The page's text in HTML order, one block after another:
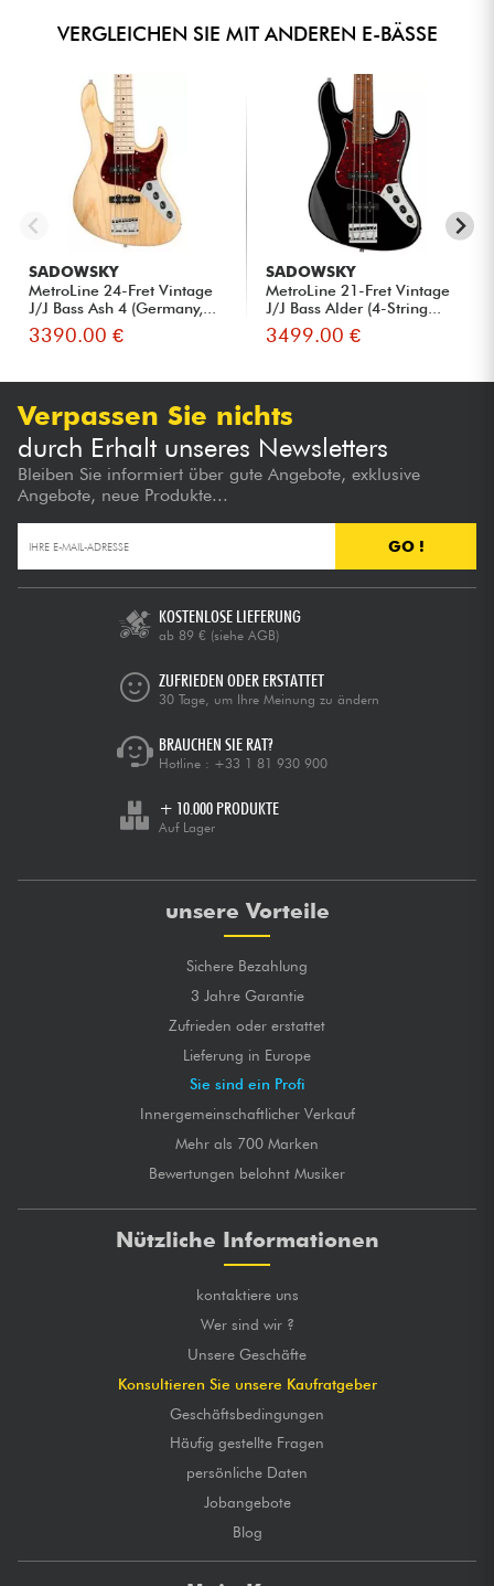
VERGLEICHEN SIE MIT ANDEREN E-BÄSSE
SADOWSKY
MetroLine 24-Fret Vintage
J/J Bass Ash 4 (Germany,...
3390.00 €
SADOWSKY
MetroLine 21-Fret Vintage
J/J Bass Alder (4-String...
3499.00 €
Verpassen Sie nichts
durch Erhalt unseres Newsletters
Bleiben Sie informiert über gute Angebote, exklusive
Angebote, neue Produkte...
GO !
KOSTENLOSE LIEFERUNG
ab 89 € (siehe AGB)
ZUFRIEDEN ODER ERSTATTET
30 Tage, um Ihre Meinung zu ändern
BRAUCHEN SIE RAT?
Hotline : +33 1 81 930 900
+ 10.000 PRODUKTE
Auf Lager
unsere Vorteile
Sichere Bezahlung
3 Jahre Garantie
Zufrieden oder erstattet
Lieferung in Europe
Sie sind ein Profi
Innergemeinschaftlicher Verkauf
Mehr als 700 Marken
Bewertungen belohnt Musiker
Nützliche Informationen
kontaktiere uns
Wer sind wir ?
Unsere Geschäfte
Konsultieren Sie unsere Kaufratgeber
Geschäftsbedingungen
Häufig gestellte Fragen
persönliche Daten
Jobangebote
Blog